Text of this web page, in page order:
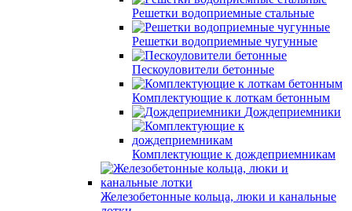
Решетки водоприемные стальные
Решетки водоприемные чугунные
Пескоуловители бетонные
Комплектующие к лоткам бетонным
Дождеприемники
Комплектующие к дождеприемникам
Железобетонные кольца, люки и канальные